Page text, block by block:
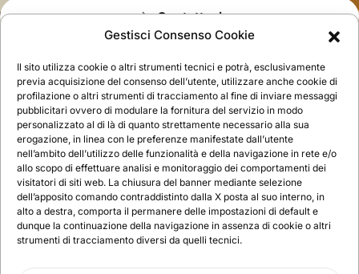
Gestisci Consenso Cookie
Il sito utilizza cookie o altri strumenti tecnici e potrà, esclusivamente
previa acquisizione del consenso dell’utente, utilizzare anche cookie di
profilazione o altri strumenti di tracciamento al fine di inviare messaggi
pubblicitari ovvero di modulare la fornitura del servizio in modo
personalizzato al di là di quanto strettamente necessario alla sua
erogazione, in linea con le preferenze manifestate dall’utente
nell’ambito dell’utilizzo delle funzionalità e della navigazione in rete e/o
allo scopo di effettuare analisi e monitoraggio dei comportamenti dei
visitatori di siti web. La chiusura del banner mediante selezione
dell’apposito comando contraddistinto dalla X posta al suo interno, in
alto a destra, comporta il permanere delle impostazioni di default e
dunque la continuazione della navigazione in assenza di cookie o altri
strumenti di tracciamento diversi da quelli tecnici.
Contattaci
FORMEDIL Artigianato e PMI VENETO | Sede
legale: Via A.Volta 38, 30175
Marghera/Venezia ITALIA | Sede operativa:
Via Della Pila, 3 30175 Marghera/Venezia (VE)